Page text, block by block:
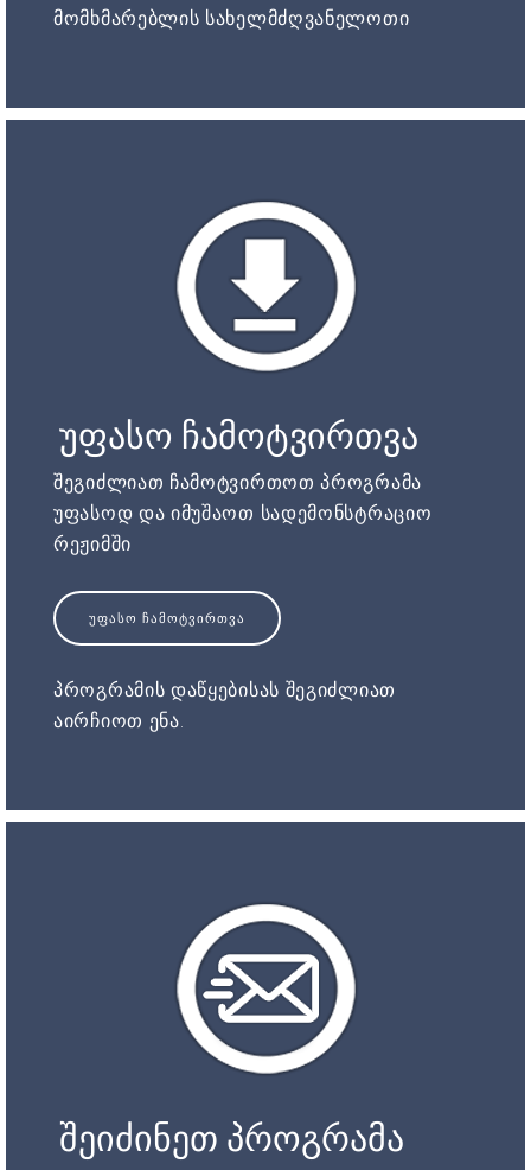
მომხმარებლის სახელმძღვანელოთი
უფასო ჩამოტვირთვა
შეგიძლიათ ჩამოტვირთოთ პროგრამა
უფასოდ და იმუშაოთ სადემონსტრაციო
რეჟიმში
ᲣᲤᲐᲡᲝ ᲩᲐᲛᲝᲢᲕᲘᲠᲗᲕᲐ
პროგრამის დაწყებისას შეგიძლიათ
აირჩიოთ ენა.
შეიძინეთ პროგრამა